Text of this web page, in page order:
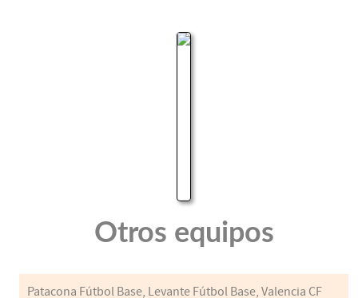
Otros equipos
Patacona Fútbol Base, Levante Fútbol Base, Valencia CF